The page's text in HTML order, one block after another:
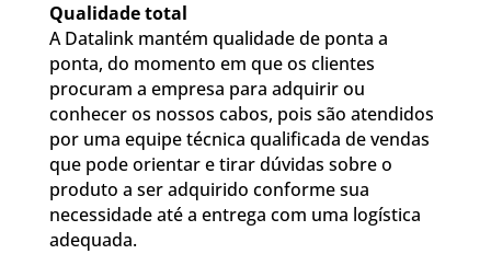
Qualidade total
A Datalink mantém qualidade de ponta a
ponta, do momento em que os clientes
procuram a empresa para adquirir ou
conhecer os nossos cabos, pois são atendidos
por uma equipe técnica qualificada de vendas
que pode orientar e tirar dúvidas sobre o
produto a ser adquirido conforme sua
necessidade até a entrega com uma logística
adequada.